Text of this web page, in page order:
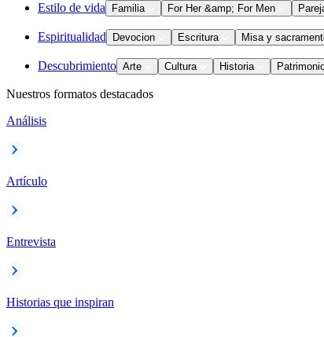
Estilo de vida Familia For Her &amp; For Men
Espiritualidad Devocion Escritura Misa y
Descubrimiento Arte Cultura Historia
Nuestros formatos destacados
Análisis
Artículo
Entrevista
Historias que inspiran